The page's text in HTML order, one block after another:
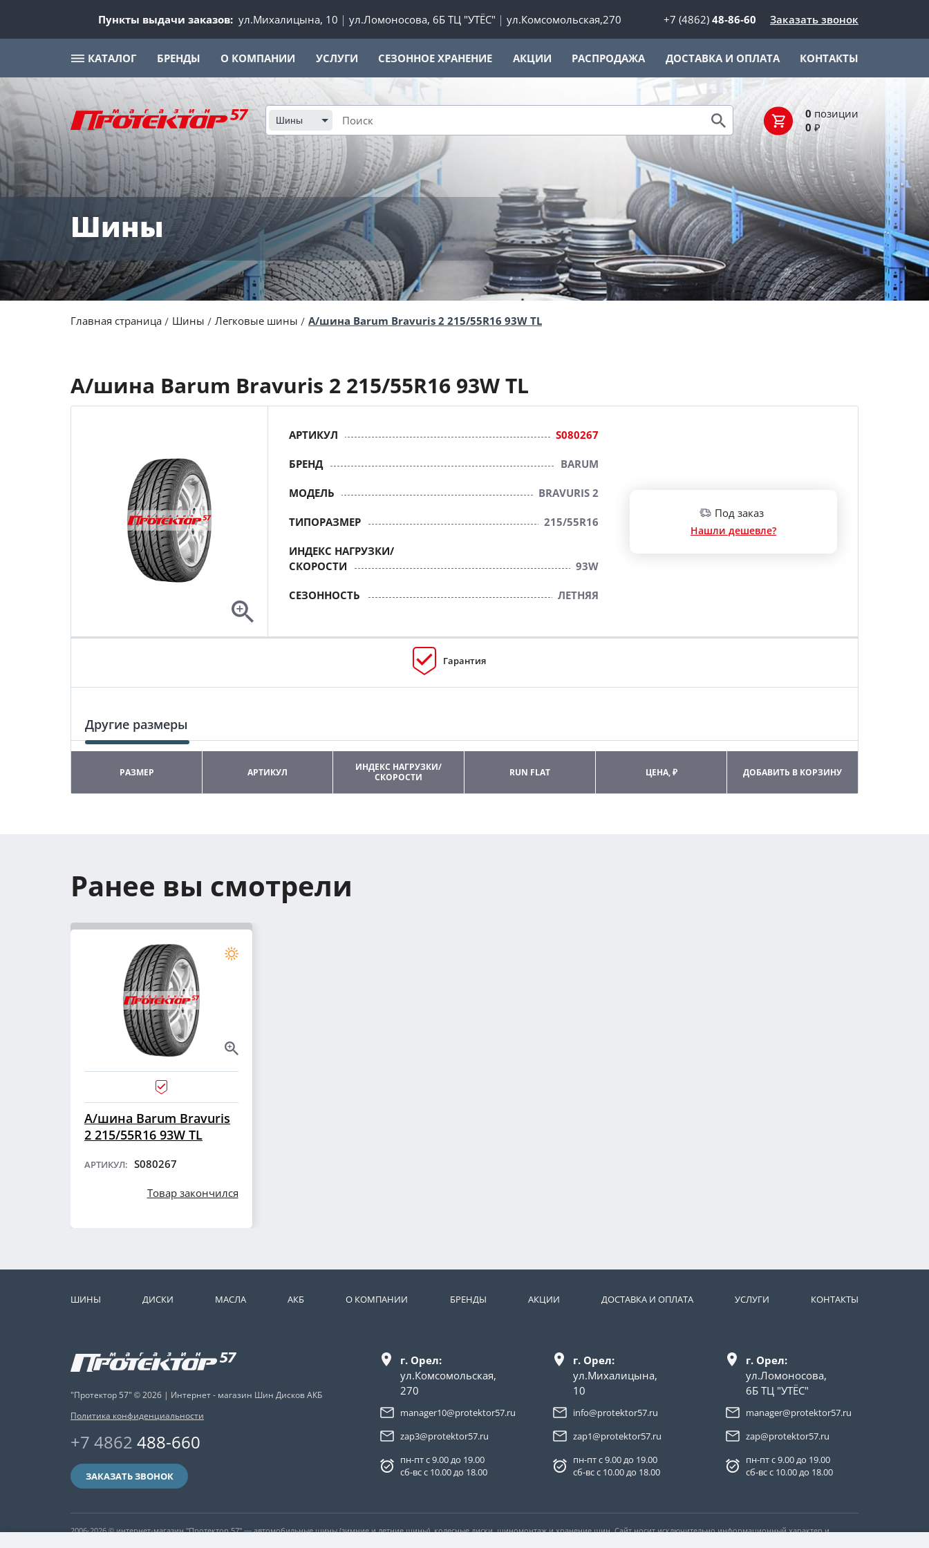
Пункты выдачи заказов: ул.Михалицына, 10 ул.Ломоносова, 6Б ТЦ "УТЁС" ул.Комсомольская,270 +7 (4862) 48-86-60 Заказать звонок
КАТАЛОГ БРЕНДЫ О КОМПАНИИ УСЛУГИ СЕЗОННОЕ ХРАНЕНИЕ АКЦИИ РАСПРОДАЖА ДОСТАВКА И ОПЛАТА КОНТАКТЫ
Шины 0 позиции
0 ₽
Шины
Главная страница Шины Легковые шины А/шина Barum Bravuris 2 215/55R16 93W TL
А/шина Barum Bravuris 2 215/55R16 93W TL
АРТИКУЛ S080267
БРЕНД BARUM
МОДЕЛЬ BRAVURIS 2
ТИПОРАЗМЕР 215/55R16
ИНДЕКС НАГРУЗКИ/
СКОРОСТИ
93W
СЕЗОННОСТЬ ЛЕТНЯЯ
Под заказ
Нашли дешевле?
Гарантия
Другие размеры
РАЗМЕР АРТИКУЛ
ИНДЕКС НАГРУЗКИ/
СКОРОСТИ
RUN FLAT ЦЕНА, ₽ ДОБАВИТЬ В КОРЗИНУ
Ранее вы смотрели
А/шина Barum Bravuris
2 215/55R16 93W TL
АРТИКУЛ: S080267
Товар закончился
ШИНЫ ДИСКИ МАСЛА АКБ О КОМПАНИИ БРЕНДЫ АКЦИИ ДОСТАВКА И ОПЛАТА УСЛУГИ КОНТАКТЫ
"Протектор 57" © 2026 | Интернет - магазин Шин Дисков АКБ
Политика конфиденциальности
+7 4862 488-660
ЗАКАЗАТЬ ЗВОНОК
г. Орел:
ул.Комсомольская,
270
manager10@protektor57.ru
zap3@protektor57.ru
пн-пт с 9.00 до 19.00
сб-вс с 10.00 до 18.00
г. Орел:
ул.Михалицына,
10
info@protektor57.ru
zap1@protektor57.ru
пн-пт с 9.00 до 19.00
сб-вс с 10.00 до 18.00
г. Орел:
ул.Ломоносова,
6Б ТЦ "УТЁС"
manager@protektor57.ru
zap@protektor57.ru
пн-пт с 9.00 до 19.00
сб-вс с 10.00 до 18.00
2006-2026 © интернет-магазин "Протектор 57" — автомобильные шины (зимние и летние шины), колесные диски, шиномонтаж и хранение шин. Сайт носит исключительно информационный характер и